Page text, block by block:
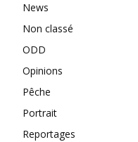
News
Non classé
ODD
Opinions
Pêche
Portrait
Reportages